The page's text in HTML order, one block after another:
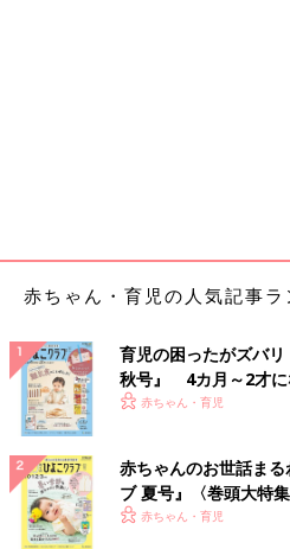
赤ちゃん・育児の人気記事ラ
育児の困ったがズバ
秋号』 4カ月～2才に
いっぱい！
赤ちゃん・育児
赤ちゃんのお世話ま
ブ 夏号』〈巻頭大特
く！ おっぱい・ミル
赤ちゃん・育児